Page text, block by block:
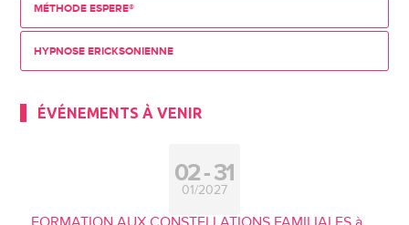
MÉTHODE ESPERE®
HYPNOSE ERICKSONIENNE
ÉVÉNEMENTS À VENIR
02 31
01/2027